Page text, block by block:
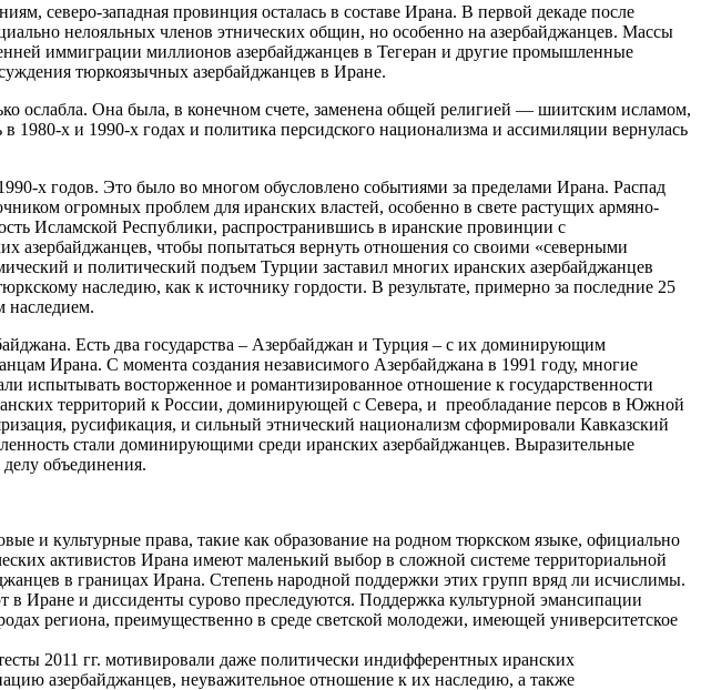
северо-западная провинция осталась в составе Ирана. В первой декаде после
нелояльных членов этнических общин, но особенно на азербайджанцев. Массы
иммиграции миллионов азербайджанцев в Тегеран и другие промышленные
тюркоязычных азербайджанцев в Иране.
ослабла. Она была, в конечном счете, заменена общей религией — шиитским исламом,
х и 1990-х годах и политика персидского национализма и ассимиляции вернулась
х годов. Это было во многом обусловлено событиями за пределами Ирана. Распад
огромных проблем для иранских властей, особенно в свете растущих армяно-
Исламской Республики, распространившись в иранские провинции с
азербайджанцев, чтобы попытаться вернуть отношения со своими «северными
и политический подъем Турции заставил многих иранских азербайджанцев
наследию, как к источнику гордости. В результате, примерно за последние 25
наследием.
Есть два государства – Азербайджан и Турция – с их доминирующим
Ирана. С момента создания независимого Азербайджана в 1991 году, многие
испытывать восторженное и романтизированное отношение к государственности
территорий к России, доминирующей с Севера, и преобладание персов в Южной
русификация, и сильный этнический национализм сформировали Кавказский
стали доминирующими среди иранских азербайджанцев. Выразительные
объединения.
и культурные права, такие как образование на родном тюркском языке, официально
активистов Ирана имеют маленький выбор в сложной системе территориальной
в границах Ирана. Степень народной поддержки этих групп вряд ли исчислимы.
Иране и диссиденты сурово преследуются. Поддержка культурной эмансипации
региона, преимущественно в среде светской молодежи, имеющей университетское
2011 гг. мотивировали даже политически индифферентных иранских
азербайджанцев, неуважительное отношение к их наследию, а также